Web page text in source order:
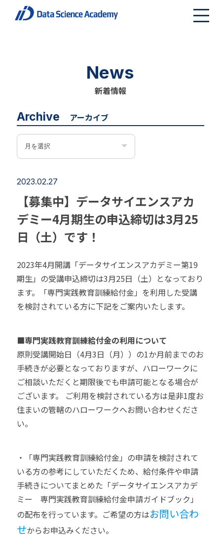
News
新着情報
2023.02.27
【募集中】データサイエンスアカ
デミー4月期生の申込締切は3月25
日（土）です！
2023年4月開講「データサイエンスアカデミー第19
期生」の受講申込締切は3月25日（土）となっており
ます。「専門実践教育訓練給付金」を利用した受講
を検討されている方に下記をご案内いたします。
■専門実践教育訓練給付金の利用について
原則受講開始日（4月3日（月））の1か月前までのお
手続きが必要となっておりますが、ハローワークに
ご相談いただくと期限後でも申請可能となる場合が
ございます。 ご利用を検討されている方は是非1度お
住まいの管轄のハローワークへお問い合わせくださ
い。
・「専門実践教育訓練給付金」の申請を検討されて
いる方の参考にしていただくため、給付条件や申請
手続きについてまとめた「データサイエンスアカデ
ミー 専門実践教育訓練給付金申請ガイドブック」
の配布を行っています。ご希望の方はお問い合わ
せからお申込みください。
Archive アーカイブ